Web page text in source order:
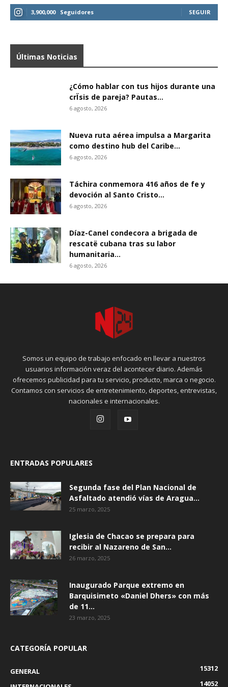
3,900,000 Seguidores SEGUIR
Últimas Noticias
¿Cómo hablar con tus hijos durante una
crÏsis de pareja? Pautas...
6 agosto, 2026
Nueva ruta aérea impulsa a Margarita
como destino hub del Caribe...
6 agosto, 2026
Táchira conmemora 416 años de fe y
devoción al Santo Cristo...
6 agosto, 2026
Díaz-Canel condecora a brigada de
rescatë cubana tras su labor
humanitaria...
6 agosto, 2026
Somos un equipo de trabajo enfocado en llevar a nuestros
usuarios información veraz del acontecer diario. Además
ofrecemos publicidad para tu servicio, producto, marca o negocio.
Contamos con servicios de entretenimiento, deportes, entrevistas,
nacionales e internacionales.
ENTRADAS POPULARES
Segunda fase del Plan Nacional de
Asfaltado atendió vías de Aragua...
25 marzo, 2025
Iglesia de Chacao se prepara para
recibir al Nazareno de San...
26 marzo, 2025
Inaugurado Parque extremo en
Barquisimeto «Daniel Dhers» con más
de 11...
23 marzo, 2025
CATEGORÍA POPULAR
GENERAL
15312
14052